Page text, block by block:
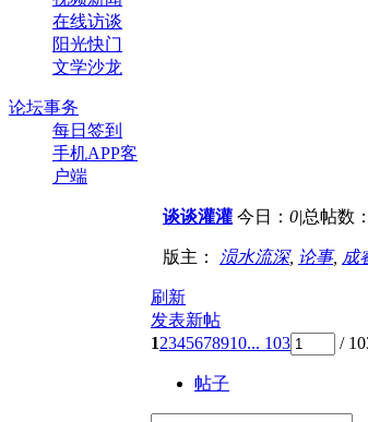
在线访谈
阳光快门
文学沙龙
论坛事务
每日签到
手机APP客
户端
谈谈灌灌 今日： 0|总帖数：
版主： 涢水流深, 论事, 成
刷新
发表新帖
12345678910... 103 /
帖子